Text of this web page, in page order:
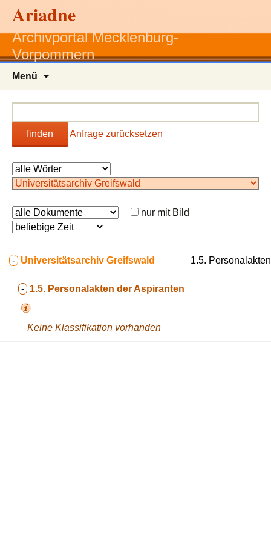
Ariadne
Archivportal Mecklenburg-
Vorpommern
Menü
finden Anfrage zurücksetzen
nur mit Bild
- Universitätsarchiv Greifswald
- 1.5. Personalakten der Aspiranten
Keine Klassifikation vorhanden
1.5.